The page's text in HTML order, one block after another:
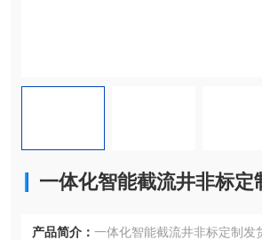
一体化智能截流井非标定
产品简介： 一体化智能截流井非标定制发